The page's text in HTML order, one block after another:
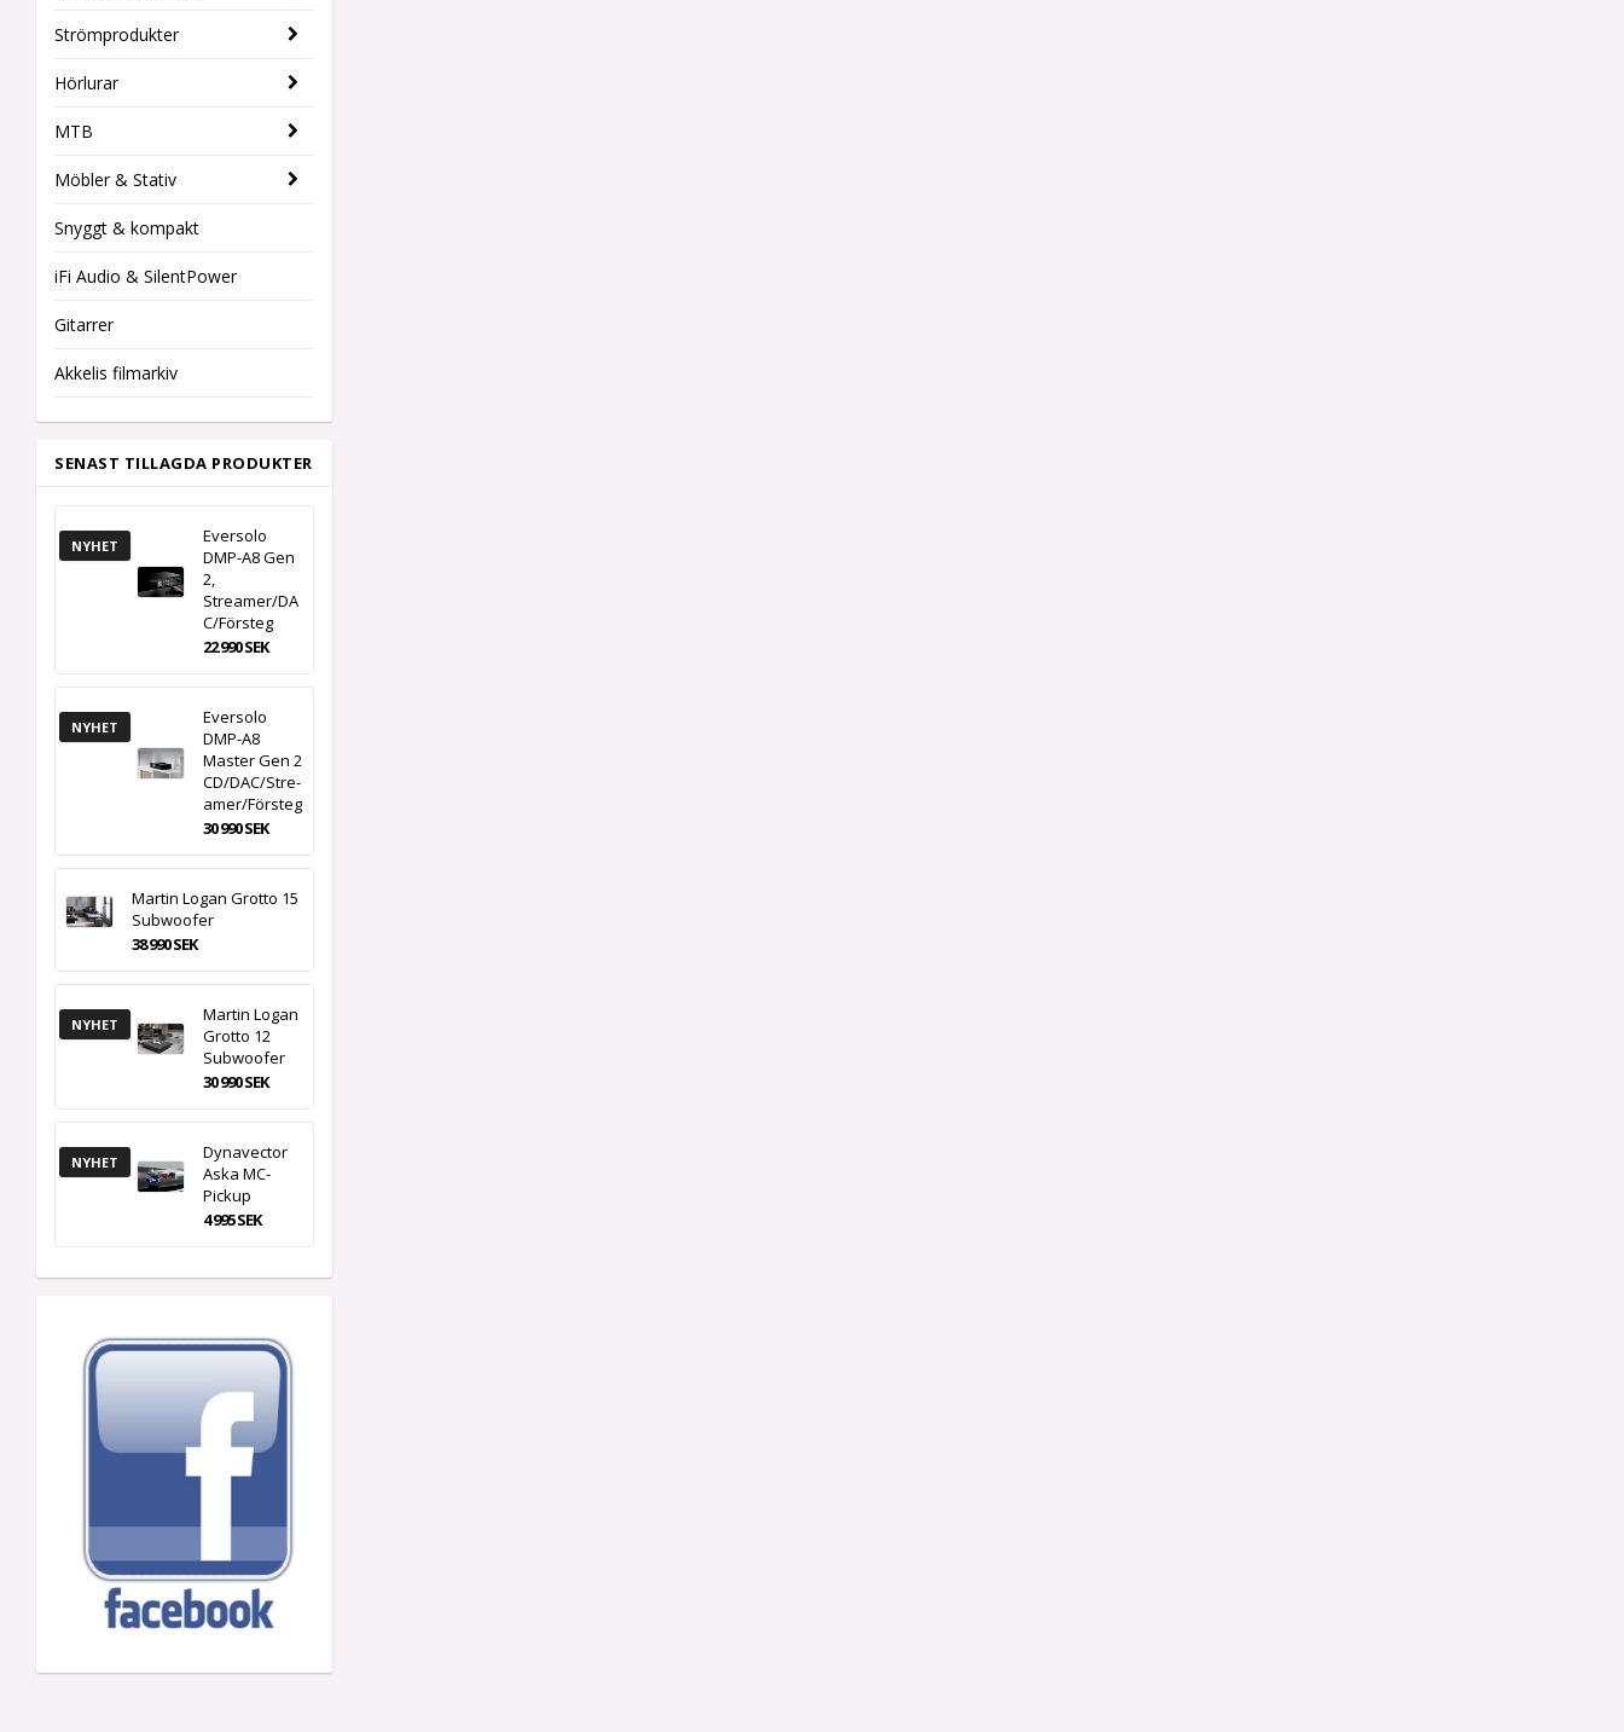
Strömprodukter
Hörlurar
MTB
Möbler & Stativ
Snyggt & kompakt
iFi Audio & SilentPower
Gitarrer
Akkelis filmarkiv
SENAST TILLAGDA PRODUKTER
NYHET
Eversolo
DMP-A8 Gen
2,
Streamer/DA
C/Försteg
22 990 SEK
NYHET
Eversolo
DMP-A8
Master Gen 2
C­D­/­D­A­C­/­S­t­r­e­
a­m­e­r­/­F­ö­r­s­t­e­g
30 990 SEK
Martin Logan Grotto 15
Subwoofer
38 990 SEK
NYHET
Martin Logan
Grotto 12
Subwoofer
30 990 SEK
NYHET
Dynavector
Aska MC-
Pickup
4 995 SEK